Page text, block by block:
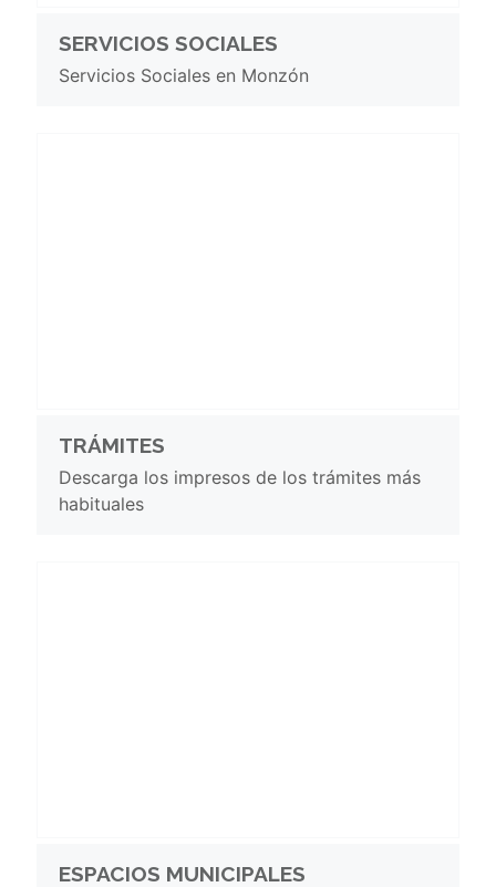
SERVICIOS SOCIALES
Servicios Sociales en Monzón
TRÁMITES
Descarga los impresos de los trámites más
habituales
ESPACIOS MUNICIPALES